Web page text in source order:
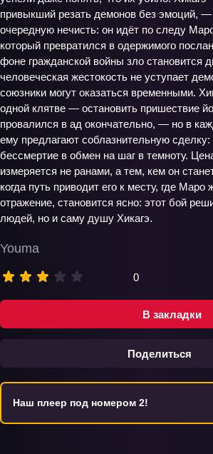
В закладки
Поделиться
Youma
0
привыкший резать демонов без эмоций,
очередную нечисть: он идёт по следу
который превратился в одержимого
фоне гражданской войны зло становится
человеческая жестокость не уступает
союзники могут оказаться временными.
одной клятве — остановить пришествие
провалился в ад окончательно, — но в
ему предлагают соблазнительную
бессмертие в обмен на шаг в темноту.
измеряется не ранами, а тем, кем он
когда путь приводит его к месту, где Маро
отражение, становится ясно: этот бой
людей, но и саму душу Хикагэ.
Наш плеер под номером 2!